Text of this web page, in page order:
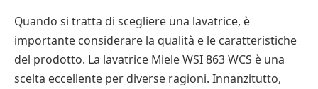
Quando si tratta di scegliere una lavatrice, è
importante considerare la qualità e le caratteristiche
del prodotto. La lavatrice Miele WSI 863 WCS è una
scelta eccellente per diverse ragioni. Innanzitutto,